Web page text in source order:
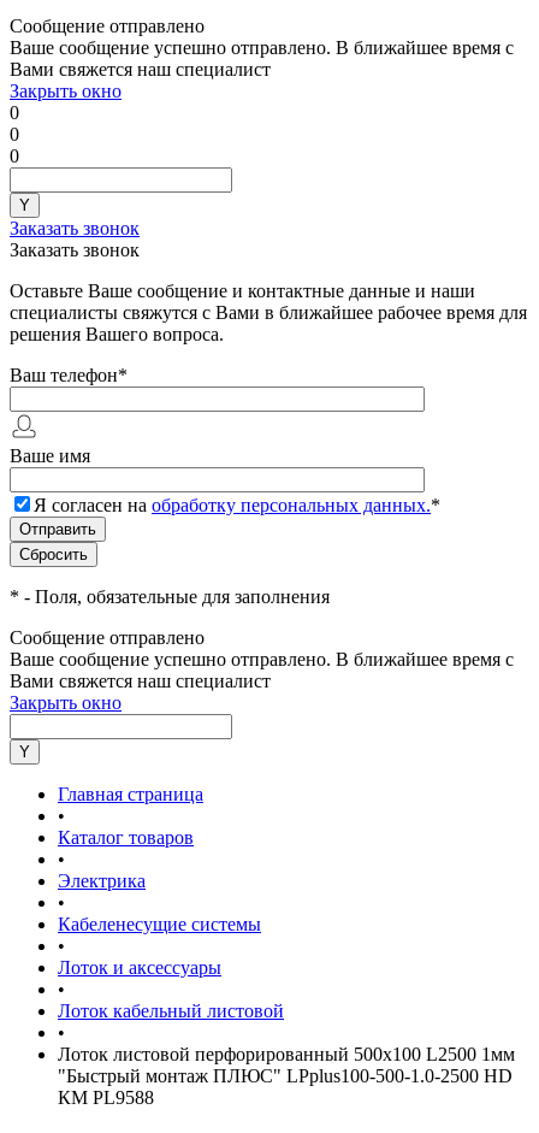
Сообщение отправлено
Ваше сообщение успешно отправлено. В ближайшее время с
Вами свяжется наш специалист
Закрыть окно
0
0
0
Заказать звонок
Заказать звонок
Оставьте Ваше сообщение и контактные данные и наши
специалисты свяжутся с Вами в ближайшее рабочее время для
решения Вашего вопроса.
Ваш телефон*
Ваше имя
Я согласен на обработку персональных данных.*
* - Поля, обязательные для заполнения
Сообщение отправлено
Ваше сообщение успешно отправлено. В ближайшее время с
Вами свяжется наш специалист
Закрыть окно
Главная страница
•
Каталог товаров
•
Электрика
•
Кабеленесущие системы
•
Лоток и аксессуары
•
Лоток кабельный листовой
•
Лоток листовой перфорированный 500х100 L2500 1мм
"Быстрый монтаж ПЛЮС" LPplus100-500-1.0-2500 HD
КМ PL9588